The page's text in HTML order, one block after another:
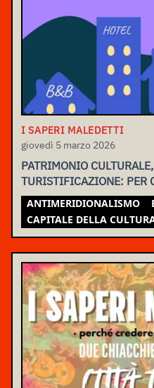
I SAPERI MALEDETTI
giovedì 5 marzo 2026
PATRIMONIO
TURISTIFICAZIONE: PER
ANTIMERIDIONALISMO
CAPITALE DELLA